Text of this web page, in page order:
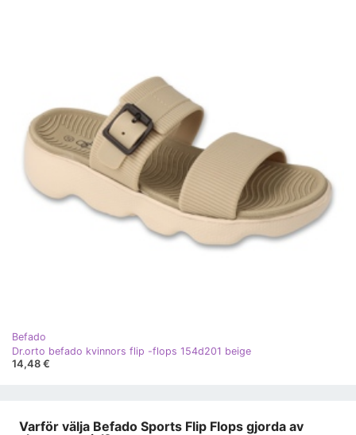
Befado
Dr.orto befado kvinnors flip -flops 154d201 beige
14,48 €
Varför välja Befado Sports Flip Flops gjorda av